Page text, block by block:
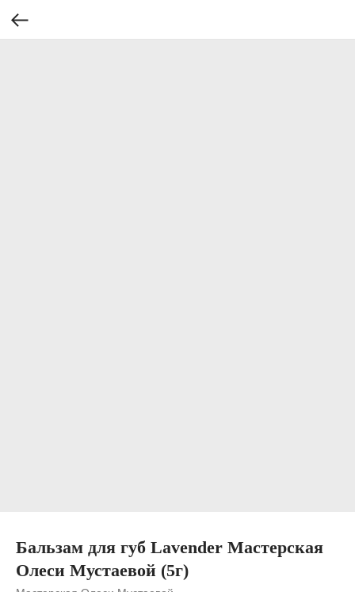
Бальзам для губ Lavender Мастерская
Олеси Мустаевой (5г)